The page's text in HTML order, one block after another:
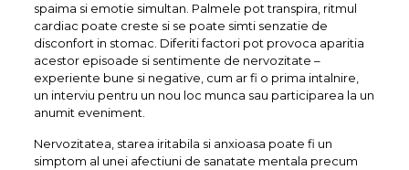
spaima si emotie simultan. Palmele pot transpira, ritmul
cardiac poate creste si se poate simti senzatie de
disconfort in stomac. Diferiti factori pot provoca aparitia
acestor episoade si sentimente de nervozitate –
experiente bune si negative, cum ar fi o prima intalnire,
un interviu pentru un nou loc munca sau participarea la un
anumit eveniment.
Nervozitatea, starea iritabila si anxioasa poate fi un
simptom al unei afectiuni de sanatate mentala precum